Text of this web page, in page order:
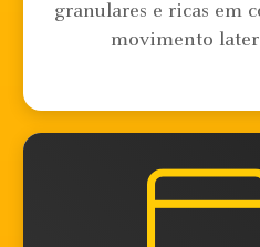
granulares e ricas em
movimento